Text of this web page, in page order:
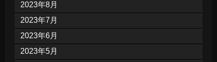
2023年8月
2023年7月
2023年6月
2023年5月